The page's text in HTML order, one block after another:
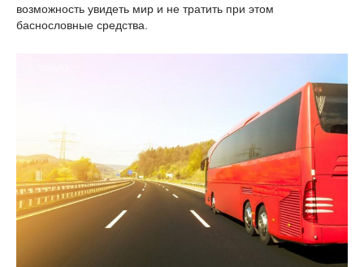
возможность увидеть мир и не тратить при этом
баснословные средства.